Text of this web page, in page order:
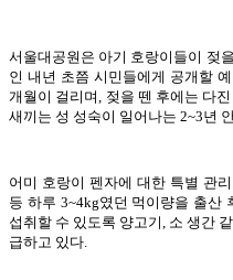
서울대공원은 아기 호랑이들이 젖
인 내년 초쯤 시민들에게 공개할
개월이 걸리며, 젖을 뗀 후에는 다
새끼는 성 성숙이 일어나는 2~3년
어미 호랑이 펜자에 대한 특별 관
등 하루 3~4kg였던 먹이량을 출산
섭취할 수 있도록 양고기, 소 생간
급하고 있다.